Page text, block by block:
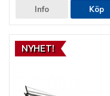
Info Köp
NYHET!